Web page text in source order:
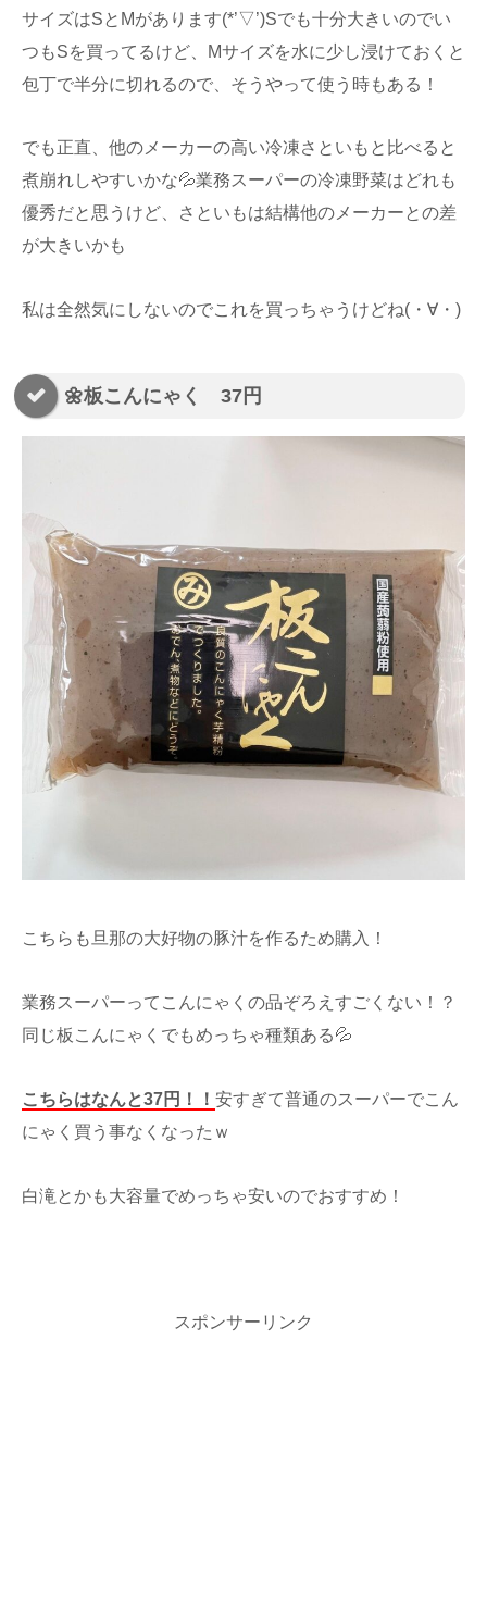
サイズはSとMがあります(*’▽’)Sでも十分大きいのでい
つもSを買ってるけど、Mサイズを水に少し浸けておくと
包丁で半分に切れるので、そうやって使う時もある！
でも正直、他のメーカーの高い冷凍さといもと比べると
煮崩れしやすいかな💦業務スーパーの冷凍野菜はどれも
優秀だと思うけど、さといもは結構他のメーカーとの差
が大きいかも
私は全然気にしないのでこれを買っちゃうけどね(・∀・)
🌼板こんにゃく 37円
こちらも旦那の大好物の豚汁を作るため購入！
業務スーパーってこんにゃくの品ぞろえすごくない！？
同じ板こんにゃくでもめっちゃ種類ある💦
こちらはなんと37円！！ 安すぎて普通のスーパーでこん
にゃく買う事なくなったｗ
白滝とかも大容量でめっちゃ安いのでおすすめ！
スポンサーリンク